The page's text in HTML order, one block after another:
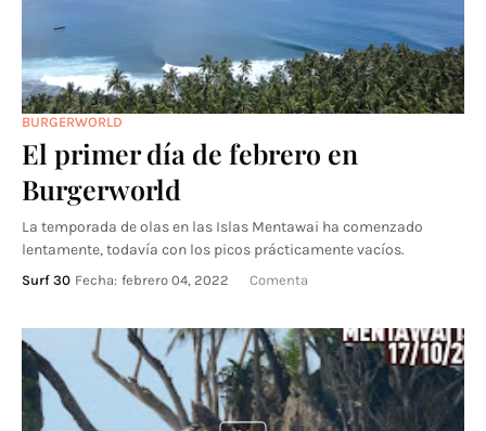
BURGERWORLD
El primer día de febrero en
Burgerworld
La temporada de olas en las Islas Mentawai ha comenzado
lentamente, todavía con los picos prácticamente vacíos.
Surf 30 Fecha: febrero 04, 2022 Comenta